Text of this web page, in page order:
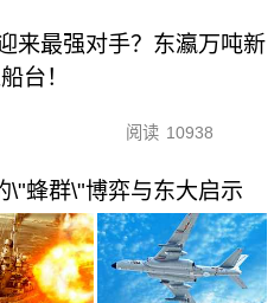
来最强对手？东瀛万吨新
台！
阅读 10938
\"蜂群\"博弈与东大启示